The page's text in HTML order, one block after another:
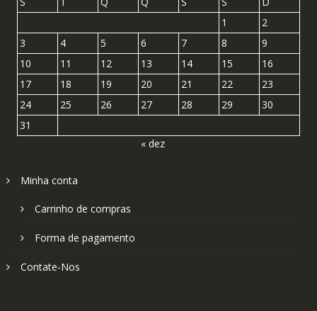
1
2
3
4 5 6 7 8
9
10
11 12 13 14 15
16
17
18 19 20 21 22
23
24
25 26 27 28 29
30
31
« dez
Minha conta
Carrinho de compras
Forma de pagamento
Contate-Nos